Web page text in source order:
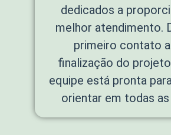
dedicados a
melhor atendimento.
primeiro contato
finalização do
equipe está pronta
orientar em todas